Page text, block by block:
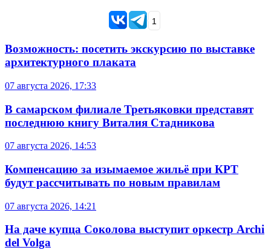
1
Возможность: посетить экскурсию по выставке
архитектурного плаката
07 августа 2026, 17:33
В самарском филиале Третьяковки представят
последнюю книгу Виталия Стадникова
07 августа 2026, 14:53
Компенсацию за изымаемое жильё при КРТ
будут рассчитывать по новым правилам
07 августа 2026, 14:21
На даче купца Соколова выступит оркестр Archi
del Volga